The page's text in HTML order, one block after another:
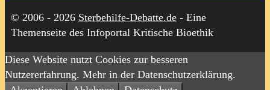
© 2006 - 2026 Sterbehilfe-Debatte.de - Eine
Themenseite des Infoportal Kritische Bioethik
Diese Website nutzt Cookies zur besseren
Nutzererfahrung. Mehr in der Datenschutzerklärung.